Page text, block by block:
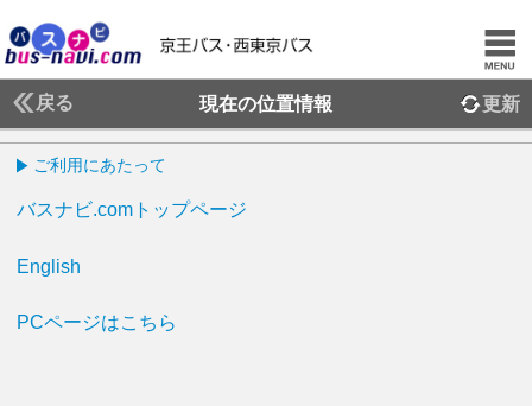
戻る 現在の位置情報 更新
ご利用にあたって
バスナビ.comトップページ
English
PCページはこちら